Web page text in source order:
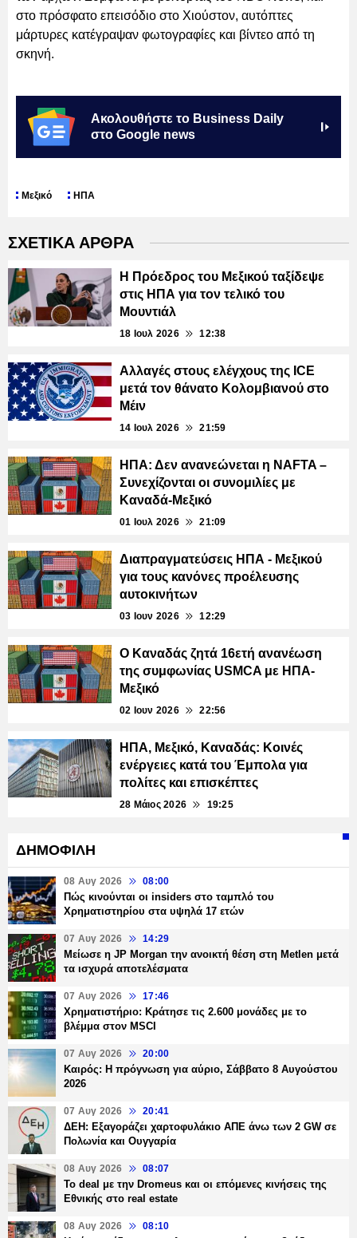
στο πρόσφατο επεισόδιο στο Χιούστον, αυτόπτες
μάρτυρες κατέγραψαν φωτογραφίες και βίντεο από τη
σκηνή.
Ακολουθήστε το Business Daily
στο Google news
Μεξικό ΗΠΑ
ΣΧΕΤΙΚΑ ΑΡΘΡΑ
Η Πρόεδρος του Μεξικού ταξίδεψε
στις ΗΠΑ για τον τελικό του
Μουντιάλ
18 Ιουλ 2026 12:38
Αλλαγές στους ελέγχους της ICE
μετά τον θάνατο Κολομβιανού στο
Μέιν
14 Ιουλ 2026 21:59
ΗΠΑ: Δεν ανανεώνεται η NAFTA –
Συνεχίζονται οι συνομιλίες με
Καναδά-Μεξικό
01 Ιουλ 2026 21:09
Διαπραγματεύσεις ΗΠΑ - Μεξικού
για τους κανόνες προέλευσης
αυτοκινήτων
03 Ιουν 2026 12:29
Ο Καναδάς ζητά 16ετή ανανέωση
της συμφωνίας USMCA με ΗΠΑ-
Μεξικό
02 Ιουν 2026 22:56
ΗΠΑ, Μεξικό, Καναδάς: Κοινές
ενέργειες κατά του Έμπολα για
πολίτες και επισκέπτες
28 Μάιος 2026 19:25
ΔΗΜΟΦΙΛΗ
08 Αυγ 2026 08:00
Πώς κινούνται οι insiders στο ταμπλό του
Χρηματιστηρίου στα υψηλά 17 ετών
07 Αυγ 2026 14:29
Μείωσε η JP Morgan την ανοικτή θέση στη Metlen μετά
τα ισχυρά αποτελέσματα
07 Αυγ 2026 17:46
Χρηματιστήριο: Κράτησε τις 2.600 μονάδες με το
βλέμμα στον MSCI
07 Αυγ 2026 20:00
Καιρός: Η πρόγνωση για αύριο, Σάββατο 8 Αυγούστου
2026
07 Αυγ 2026 20:41
ΔΕΗ: Εξαγοράζει χαρτοφυλάκιο ΑΠΕ άνω των 2 GW σε
Πολωνία και Ουγγαρία
08 Αυγ 2026 08:07
Το deal με την Dromeus και οι επόμενες κινήσεις της
Εθνικής στο real estate
08 Αυγ 2026 08:10